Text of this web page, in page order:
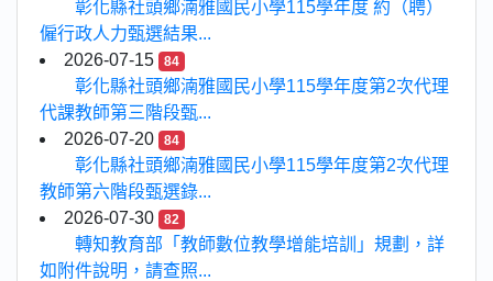
彰化縣社頭鄉湳雅國民小學115學年度 約（聘）
僱行政人力甄選結果...
2026-07-15
84
彰化縣社頭鄉湳雅國民小學115學年度第2次代理
代課教師第三階段甄...
2026-07-20
84
彰化縣社頭鄉湳雅國民小學115學年度第2次代理
教師第六階段甄選錄...
2026-07-30
82
轉知教育部「教師數位教學增能培訓」規劃，詳
如附件說明，請查照...